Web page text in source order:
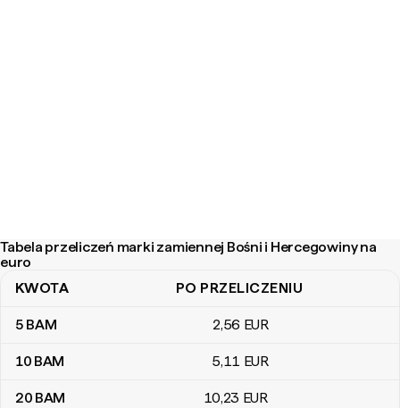
Tabela przeliczeń marki zamiennej Bośni i Hercegowiny na
euro
Tabela przeliczeń marki zamiennej Bośni i Hercegowiny na euro
KWOTA PO PRZELICZENIU
5 BAM 2,56 EUR
10 BAM 5,11 EUR
20 BAM 10,23 EUR